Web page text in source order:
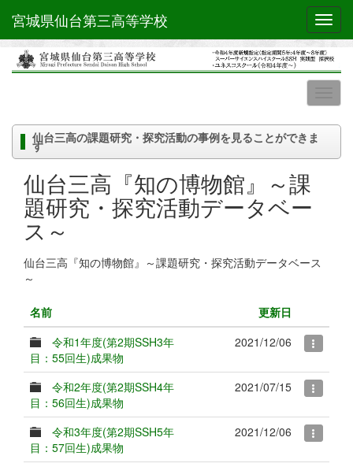
宮城県仙台第三高等学校
仙台三高の課題研究・探究活動の事例を見ることができま
す
仙台三高『知の博物館』～課
題研究・探究活動データベー
ス～
仙台三高『知の博物館』～課題研究・探究活動データベース
～
名前
更新日
令和1年度(第2期SSH3年
目：55回生)成果物
2021/12/06
令和2年度(第2期SSH4年
目：56回生)成果物
2021/07/15
令和3年度(第2期SSH5年
目：57回生)成果物
2021/12/06